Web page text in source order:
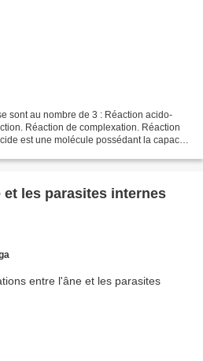
sont au nombre de 3 : Réaction acido-
Réaction de complexation. Réaction
est une molécule possédant la capacité
les parasites internes